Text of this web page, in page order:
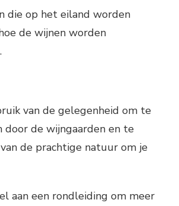
die op het eiland worden
de wijnen worden
van de gelegenheid om te
door de wijngaarden en te
de prachtige natuur om je
aan een rondleiding om meer